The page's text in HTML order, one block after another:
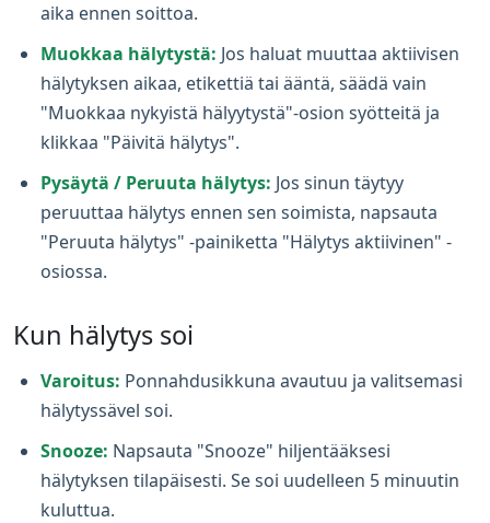
aika ennen soittoa.
Muokkaa hälytystä: Jos haluat muuttaa aktiivisen
hälytyksen aikaa, etikettiä tai ääntä, säädä vain
"Muokkaa nykyistä hälyytystä"-osion syötteitä ja
klikkaa "Päivitä hälytys".
Pysäytä / Peruuta hälytys: Jos sinun täytyy
peruuttaa hälytys ennen sen soimista, napsauta
"Peruuta hälytys" -painiketta "Hälytys aktiivinen" -
osiossa.
Kun hälytys soi
Varoitus: Ponnahdusikkuna avautuu ja valitsemasi
hälytyssävel soi.
Snooze: Napsauta "Snooze" hiljentääksesi
hälytyksen tilapäisesti. Se soi uudelleen 5 minuutin
kuluttua.